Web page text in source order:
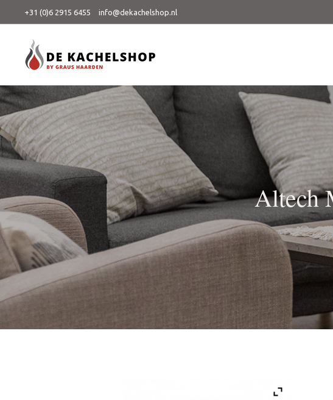
+31 (0)6 2915 6455 info@dekachelshop.nl
Altech